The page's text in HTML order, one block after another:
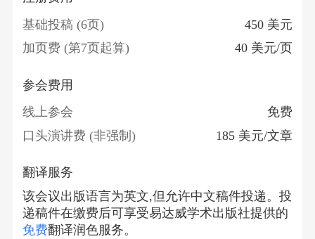
基础投稿 (6页)
450 美元
加页费 (第7页起算)
40 美元/页
参会费用
线上参会
免费
口头演讲费 (非强制)
185 美元/文章
翻译服务
该会议出版语言为英文,但允许中文稿件投递。投
递稿件在缴费后可享受易达威学术出版社提供的
免费翻译润色服务。